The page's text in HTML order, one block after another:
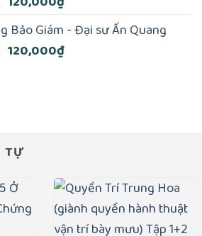
là:
140,000₫.
tại
là:
Bảo Giám - Đại sư Ấn Quang
Giá
120,000₫Giá
TỰ